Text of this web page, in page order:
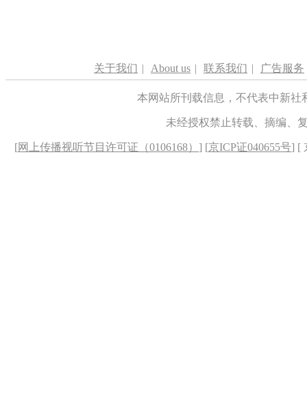
关于我们 | About us | 联系我们 | 广告服务
本网站所刊载信息，不代表中新
未经授权禁止转载、摘编、
[网上传播视听节目许可证（0106168） ] [京ICP证040655号] [